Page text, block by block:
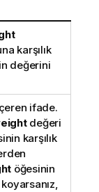
karşılık
değerini
ifade.
değeri
karşılık
öğesinin